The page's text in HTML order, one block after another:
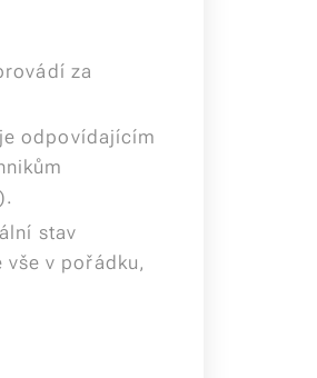
za
odpovídajícím
stav
v pořádku,